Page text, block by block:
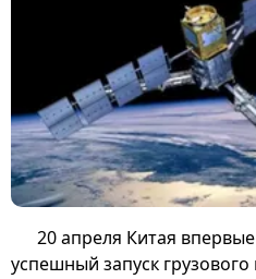
20 апреля Китая
успешный запуск